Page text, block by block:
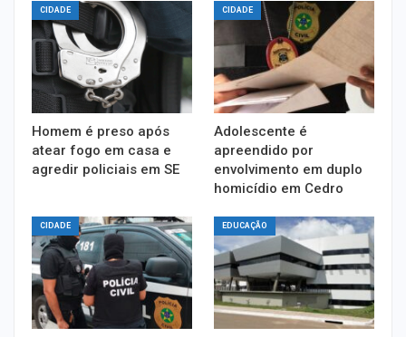
CIDADE
Homem é preso após
atear fogo em casa e
agredir policiais em SE
CIDADE
Adolescente é
apreendido por
envolvimento em duplo
homicídio em Cedro
CIDADE EDUCAÇÃO